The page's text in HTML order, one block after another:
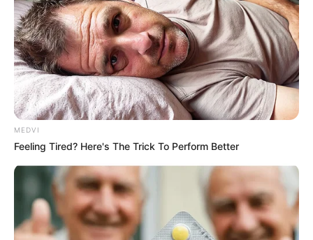
MEDVI
Feeling Tired? Here's The Trick To Perform Better